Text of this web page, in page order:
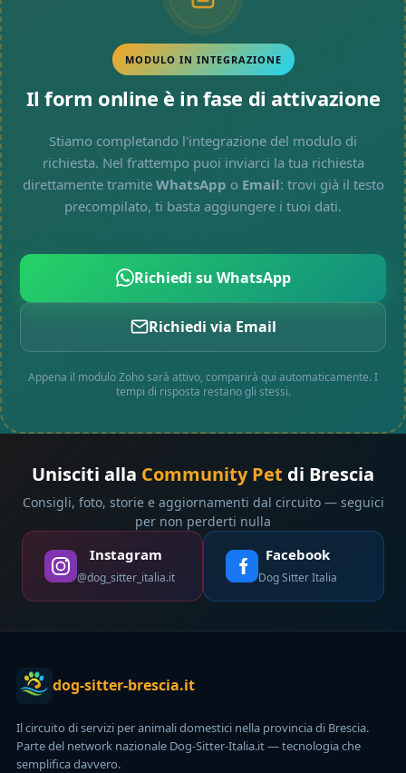
MODULO IN INTEGRAZIONE
Il form online è in fase di attivazione
Stiamo completando l'integrazione del modulo di
richiesta. Nel frattempo puoi inviarci la tua richiesta
direttamente tramite WhatsApp o Email: trovi già il testo
precompilato, ti basta aggiungere i tuoi dati.
Richiedi su WhatsApp
Richiedi via Email
Appena il modulo Zoho sarà attivo, comparirà qui automaticamente. I
tempi di risposta restano gli stessi.
Unisciti alla Community Pet di Brescia
Consigli, foto, storie e aggiornamenti dal circuito — seguici
per non perderti nulla
Instagram
@dog_sitter_italia.it
Facebook
Dog Sitter Italia
dog-sitter-brescia.it
Il circuito di servizi per animali domestici nella provincia di Brescia.
Parte del network nazionale Dog-Sitter-Italia.it — tecnologia che
semplifica davvero.